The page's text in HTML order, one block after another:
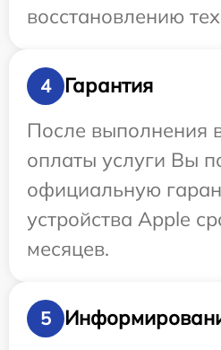
восстановлению
4
Гарантия
После выполнения
оплаты услуги Вы
официальную
устройства Apple
месяцев.
5